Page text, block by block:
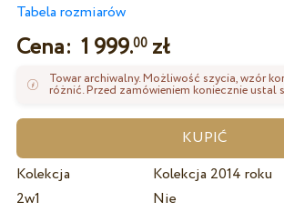
Tabela rozmiarów
Cena: 1 999.00zł
Towar archiwalny. Możliwość szycia, wzór
różnić. Przed zamówieniem koniecznie ustal
Kolekcja
Kolekcja 2014 roku
2w1
Nie